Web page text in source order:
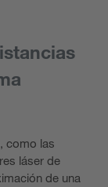
como las
láser de
de una